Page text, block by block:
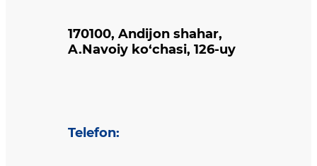
170100, Andijon shahar,
A.Navoiy ko‘chasi, 126-uy
Telefon: